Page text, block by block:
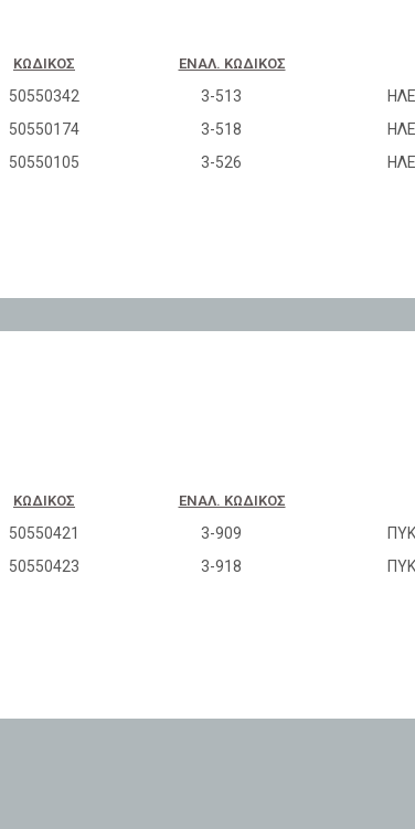
ΚΩΔΙΚΌΣ ΕΝΑΛ. ΚΩΔΙΚΌΣ
50550342 3-513
50550174
3-518
50550105
3-526
ΚΩΔΙΚΌΣ ΕΝΑΛ. ΚΩΔΙΚΌΣ
50550421 3-909
50550423
3-918